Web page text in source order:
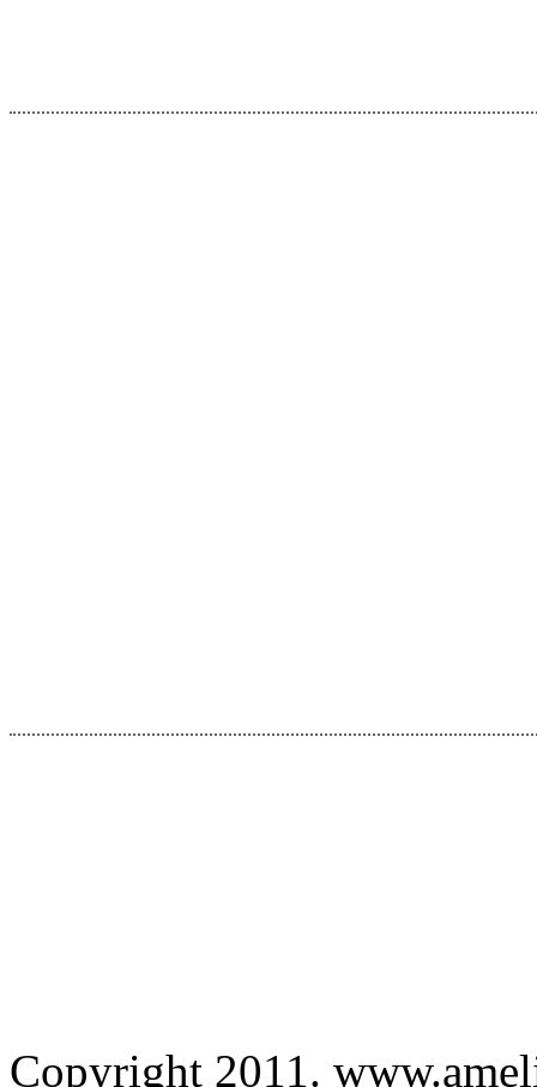
Copyright 2011.